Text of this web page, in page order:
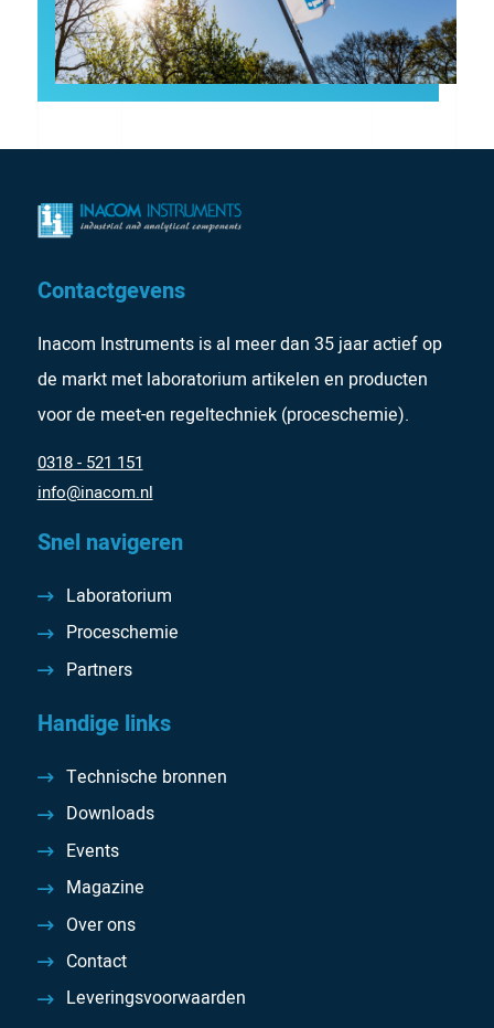
Contactgevens
Inacom Instruments is al meer dan 35 jaar actief op
de markt met laboratorium artikelen en producten
voor de meet-en regeltechniek (proceschemie).
0318 - 521 151
info@inacom.nl
Snel navigeren
Laboratorium
Proceschemie
Partners
Handige links
Technische bronnen
Downloads
Events
Magazine
Over ons
Contact
Leveringsvoorwaarden